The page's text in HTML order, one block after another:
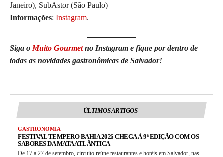
Janeiro), SubAstor (São Paulo)
Informações: Instagram.
Siga o Muito Gourmetno Instagram e fique por dentro de
todas as novidades gastronômicas de Salvador!
ÚLTIMOS ARTIGOS
GASTRONOMIA
FESTIVAL TEMPERO BAHIA 2026 CHEGA À 9ª EDIÇÃO COM OS
SABORES DA MATA ATLÂNTICA
De 17 a 27 de setembro, circuito reúne restaurantes e hotéis em Salvador, nas...